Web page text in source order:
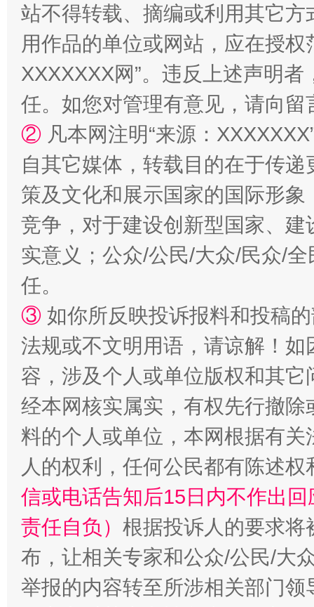
扯下公款旅游的“隐身衣” 如何以
“蜀中异人”王建安的艺术幻境
站不得转载、摘编或利用其它
用作品的单位或网站，应在授
XXXXXXX网”。违反上述声明
任。如您对管理有意见，请向
② 凡本网注明“来源：
自其它媒体，转载目的在于传
策及文化和展示国家的国际形
竞争，对于建设创新型国家、
实意义；公众/公民/大众/民众/
任。
③ 如你所反映投诉报料和投稿
法规或不文明用语，请谅解！
容，涉及个人或单位版权和其它
经本网核实属实，有权先行撤
料的个人或单位，本网根据有
人的权利，任何公民都有陈述
信或电话告知后15日内不作出
责任自负） 根据投诉人的要求将
布，让相关专家和公众/公民/大
举报的内容转至所涉相关部门